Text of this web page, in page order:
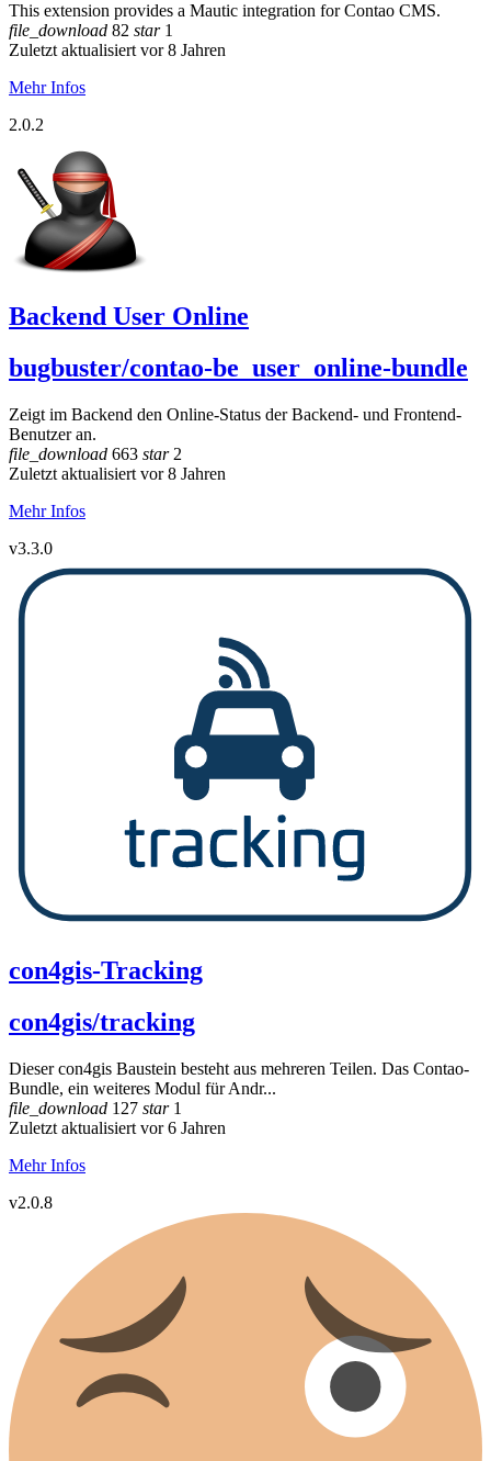
This extension provides a Mautic integration for Contao CMS.
file_download 82 star1
Zuletzt aktualisiert vor 8 Jahren
Mehr Infos
2.0.2
Backend User Online
bugbuster/contao-be_user_online-bundle
Zeigt im Backend den Online-Status der Backend- und Frontend-
Benutzer an.
file_download 663 star2
Zuletzt aktualisiert vor 8 Jahren
Mehr Infos
v3.3.0
con4gis-Tracking
con4gis/tracking
Dieser con4gis Baustein besteht aus mehreren Teilen. Das Contao-
Bundle, ein weiteres Modul für Andr...
file_download 127 star1
Zuletzt aktualisiert vor 6 Jahren
Mehr Infos
v2.0.8